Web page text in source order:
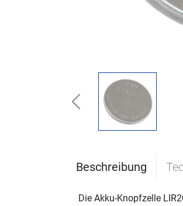
Previous
Beschreibung
Die Akku-Knopfzelle